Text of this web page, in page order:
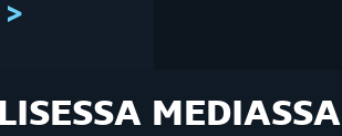
>
MEDIASSA